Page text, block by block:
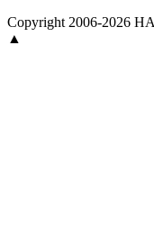
Copyright 2006-2026
▲